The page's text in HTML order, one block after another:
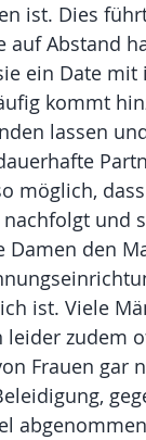
ist. Dies
auf Abstand
ein Date
kommt
lassen
möglich,
und
Damen den
ist. Viele
leider zudem
Frauen gar